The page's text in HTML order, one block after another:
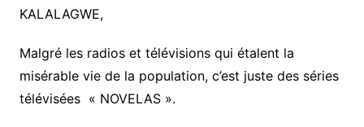
KALALAGWE,
Malgré les radios et télévisions qui étalent la
misérable vie de la population, c’est juste des séries
télévisées « NOVELAS ».